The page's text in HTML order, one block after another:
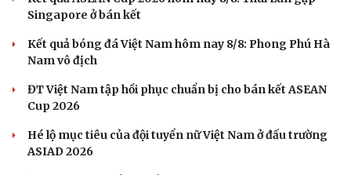
Hôm nay, khởi tranh giải pickleball danh giá tại Việt
BÓNG ĐÁ VIỆT NAM